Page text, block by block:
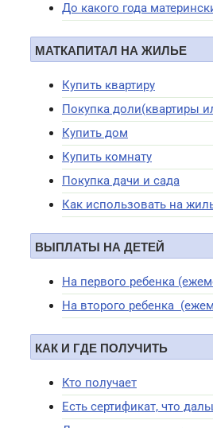
До какого года
МАТКАПИТАЛ НА ЖИЛЬЕ
Купить квартиру
Покупка доли(квартиры
Купить дом
Купить комнату
Покупка дачи и сада
Как использовать на
ВЫПЛАТЫ НА ДЕТЕЙ
На первого ребенка
На второго ребенка
КАК И ГДЕ ПОЛУЧИТЬ
Кто получает
Есть сертификат, что